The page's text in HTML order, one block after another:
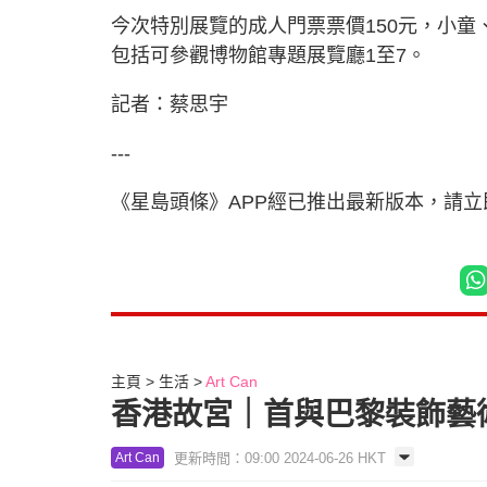
今次特別展覽的成人門票票價150元，小
包括可參觀博物館專題展覽廳1至7。
記者：蔡思宇
---
《星島頭條》APP經已推出最新版本，請
主頁 生活 Art Can
香港故宮｜首與巴黎裝飾
Art Can 更新時間：09:00 2024-06-26 HKT